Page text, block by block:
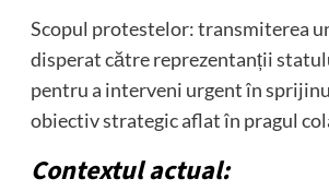
Scopul protestelor: transmiterea
disperat către reprezentanții
pentru a interveni urgent în
obiectiv strategic aflat în pragul
Contextul actual: